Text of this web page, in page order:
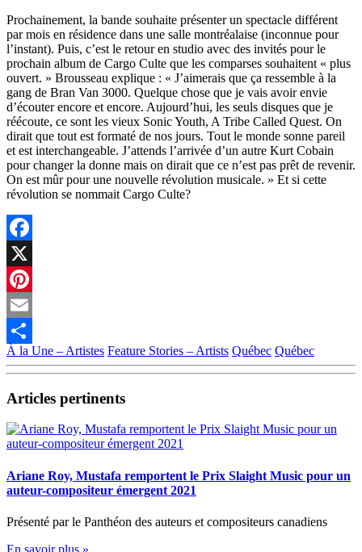
Prochainement, la bande souhaite présenter un spectacle différent
par mois en résidence dans une salle montréalaise (inconnue pour
l’instant). Puis, c’est le retour en studio avec des invités pour le
prochain album de Cargo Culte que les comparses souhaitent « plus
ouvert. » Brousseau explique : « J’aimerais que ça ressemble à la
gang de Bran Van 3000. Quelque chose que je vais avoir envie
d’écouter encore et encore. Aujourd’hui, les seuls disques que je
réécoute, ce sont les vieux Sonic Youth, A Tribe Called Quest. On
dirait que tout est formaté de nos jours. Tout le monde sonne pareil
et est interchangeable. J’attends l’arrivée d’un autre Kurt Cobain
pour changer la donne mais on dirait que ce n’est pas prêt de revenir.
On est mûr pour une nouvelle révolution musicale. » Et si cette
révolution se nommait Cargo Culte?
Facebook
X
Pinterest
Email
Partager
À la Une – Artistes Feature Stories – Artists Québec Québec
Articles pertinents
Ariane Roy, Mustafa remportent le Prix Slaight Music pour un
auteur-compositeur émergent 2021
Présenté par le Panthéon des auteurs et compositeurs canadiens
En savoir plus »